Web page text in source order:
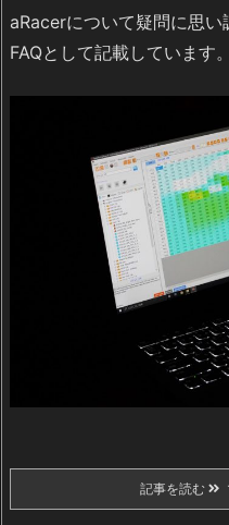
aRacerについて疑問に思
FAQとして記載しています。
記事を読む